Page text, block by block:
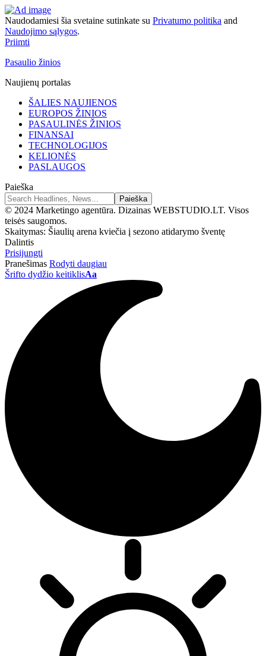
Naudodamiesi šia svetaine sutinkate su Privatumo politika and
Naudojimo sąlygos.
Priimti
Pasaulio žinios
Naujienų portalas
ŠALIES NAUJIENOS
EUROPOS ŽINIOS
PASAULINĖS ŽINIOS
FINANSAI
TECHNOLOGIJOS
KELIONĖS
PASLAUGOS
Paieška
© 2024 Marketingo agentūra. Dizainas WEBSTUDIO.LT. Visos
teisės saugomos.
Skaitymas: Šiaulių arena kviečia į sezono atidarymo šventę
Dalintis
Prisijungti
Pranešimas Rodyti daugiau
Šrifto dydžio keitiklisAa